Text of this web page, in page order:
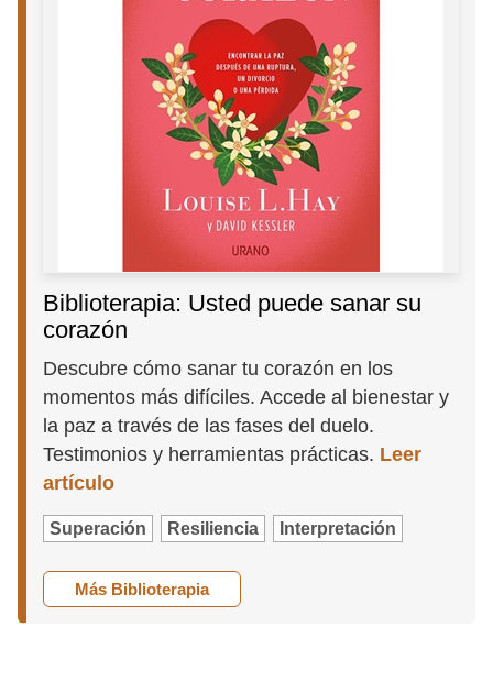
Biblioterapia: Usted puede sanar su
corazón
Descubre cómo sanar tu corazón en los
momentos más difíciles. Accede al bienestar y
la paz a través de las fases del duelo.
Testimonios y herramientas prácticas. Leer
artículo
Superación Resiliencia Interpretación
Más Biblioterapia